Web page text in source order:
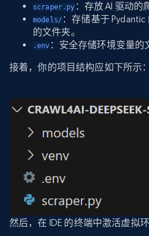
scraper.py ：存放 AI 驱动的
models/ ：存储基于 Pydantic
的文件夹。
.env ：安全存储环境变量的
接着，你的项目结构应如下所示：
然后，在 IDE 的终端中激活虚拟环